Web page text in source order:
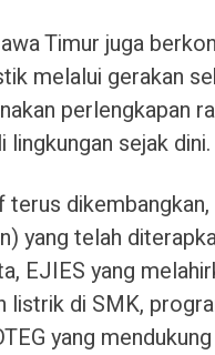
Timur juga
melalui gerakan
perlengkapan
sejak dini.
yang telah
EJIES yang
listrik di SMK,
yang